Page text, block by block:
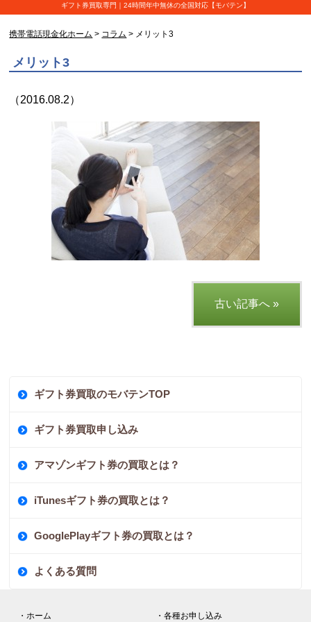
ギフト券買取専門｜24時間年中無休の全国対応【モバテン】
携帯電話現金化ホーム > コラム > メリット3
メリット3
（2016.08.2）
古い記事へ »
ギフト券買取のモバテンTOP
ギフト券買取申し込み
アマゾンギフト券の買取とは？
iTunesギフト券の買取とは？
GooglePlayギフト券の買取とは？
よくある質問
・ホーム ・各種お申し込み